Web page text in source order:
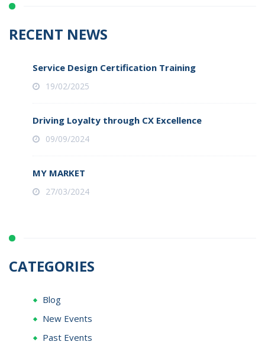
RECENT NEWS
Service Design Certification Training
19/02/2025
Driving Loyalty through CX Excellence
09/09/2024
MY MARKET
27/03/2024
CATEGORIES
Blog
New Events
Past Events